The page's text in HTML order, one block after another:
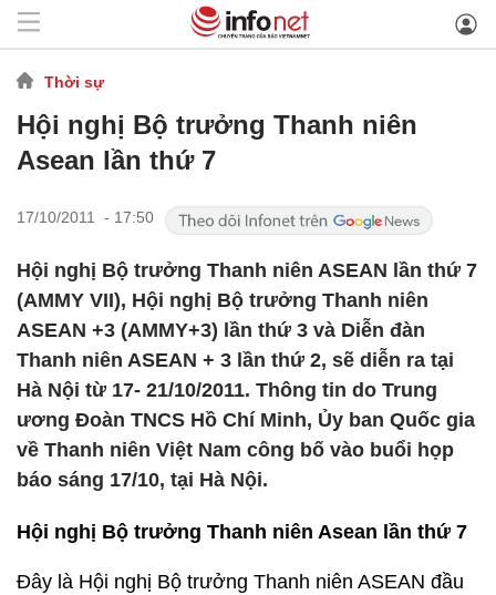
Thời sự
Hội nghị Bộ trưởng Thanh niên
Asean lần thứ 7
17/10/2011 - 17:50
Hội nghị Bộ trưởng Thanh niên ASEAN lần thứ 7
(AMMY VII), Hội nghị Bộ trưởng Thanh niên
ASEAN +3 (AMMY+3) lần thứ 3 và Diễn đàn
Thanh niên ASEAN + 3 lần thứ 2, sẽ diễn ra tại
Hà Nội từ 17- 21/10/2011. Thông tin do Trung
ương Đoàn TNCS Hồ Chí Minh, Ủy ban Quốc gia
về Thanh niên Việt Nam công bố vào buổi họp
báo sáng 17/10, tại Hà Nội.
Hội nghị Bộ trưởng Thanh niên Asean lần thứ 7
Đây là Hội nghị Bộ trưởng Thanh niên ASEAN đầu